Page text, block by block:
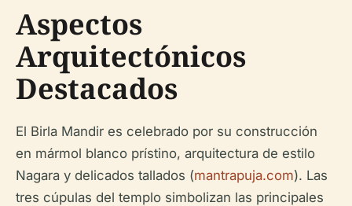
Aspectos
Arquitectónicos
Destacados
El Birla Mandir es celebrado por su construcción
en mármol blanco prístino, arquitectura de estilo
Nagara y delicados tallados (mantrapuja.com). Las
tres cúpulas del templo simbolizan las principales